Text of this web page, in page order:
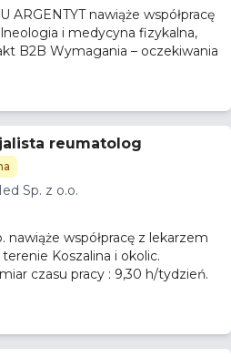
ARGENTYT nawiąże współpracę
i medycyna fizykalna,
reumatolog
Sp. z o.o.
nawiąże współpracę z lekarzem
Koszalina i okolic.
czasu pracy : 9,30 h/tydzień.